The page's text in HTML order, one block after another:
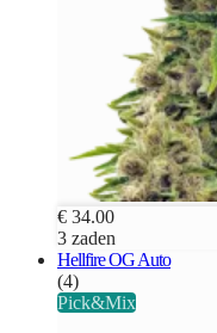
€ 34.00
3 zaden
Hellfire OG Auto
(4)
Pick&Mix